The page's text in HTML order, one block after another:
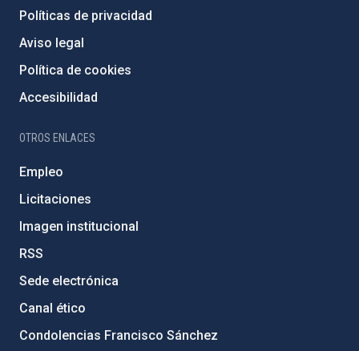
Políticas de privacidad
Aviso legal
Política de cookies
Accesibilidad
OTROS ENLACES
Empleo
Licitaciones
Imagen institucional
RSS
Sede electrónica
Canal ético
Condolencias Francisco Sánchez